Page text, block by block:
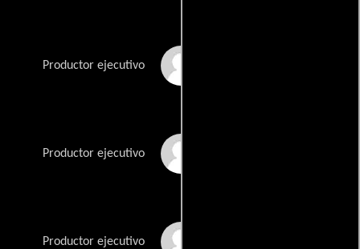
Productor ejecutivo
Productor ejecutivo
Productor ejecutivo